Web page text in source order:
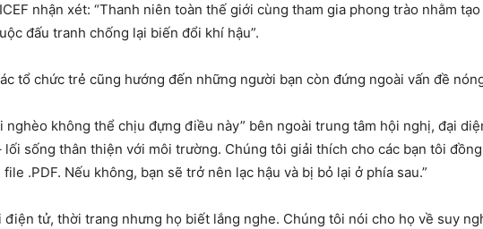
nhận xét: “Thanh niên toàn thế giới cùng tham gia phong trào nhằm
đấu tranh chống lại biến đổi khí hậu”.
tổ chức trẻ cũng hướng đến những người bạn còn đứng ngoài vấn đề
không thể chịu đựng điều này” bên ngoài trung tâm hội nghị, đại
lối sống thân thiện với môi trường. Chúng tôi giải thích cho các bạn tôi
.PDF. Nếu không, bạn sẽ trở nên lạc hậu và bị bỏ lại ở phía sau.”
tử, thời trang nhưng họ biết lắng nghe. Chúng tôi nói cho họ về suy